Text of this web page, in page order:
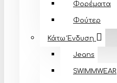
Φορέματα
Φούτερ
Κάτω Ένδυση
Jeans
SWIMMWEAR